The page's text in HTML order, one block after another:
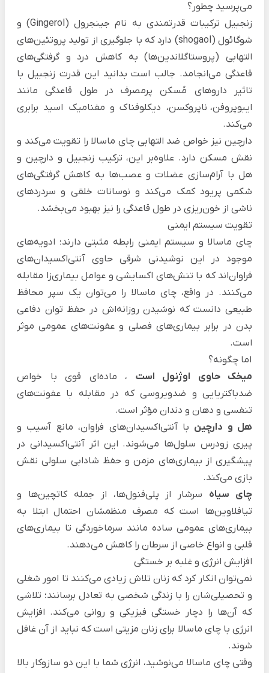
می‌پرسید چطور؟
زنجبیل ترکیبات قدرتمندی به نام جینجرول (Gingerol) و
شوگائول (shogaol) دارد که با جلوگیری از تولید پروتئین‌های
التهابی (پروستاگلاندین‌ها) به کاهش درد و گرفتگی‌های
قاعدگی می‌انجامد. جالب است بدانید این قدرت زنجبیل با
تاثیر داروهای مُسکن پرمصرف در طول قاعدگی مانند
ایبوپروفن، ناپروکسن، دیکلوفناک و مفنامیک اسید برابری
می‌کند.
دارچین نیز خواص ضد التهابی چای ماسالا را تقویت می‌کند و
نقش مسکن دارد. علاوه‌بر این، ترکیب زنجبیل و دارچین و
هل با آرام‌سازی عضلات و عصب‌ها به کاهش گرفتگی‌های
شکمی پریود کمک می‌کند و نوسانات خلقی و سردردهای
ناشی از خون‌ریزی در طول قاعدگی را نیز بهبود می‌بخشد.
تقویت سیستم ایمنی
چای ماسالا و سیستم ایمنی رابطه مثبتی دارند؛ ادویه‌های
موجود در این نوشیدنی شرقی حاوی آنتی‌اکسیدان‌های
فراوان‌اند که با تنش‌های اکسایشی و عوامل بیماری‌زا مقابله
می‌کنند. در واقع، چای ماسالا را می‌توان یک سپر محافظ
طبیعی دانست که نوشیدن روزانه‌اش در حفظ توان دفاعی
بدن در برابر بیماری‌های فصلی و عفونت‌های عمومی موثر
است.
اما چگونه؟
میخک حاوی اوژنول است ، ماده‌ای قوی با خواص
ضدباکتریایی و ضدویروسی که در مقابله با عفونت‌های
تنفسی و دهان و دندان مؤثر است.
هل و دارچین با آنتی‌اکسیدان‌های فراوان، مانع آسیب و
پیری زودرس سلول‌ها می‌شوند. این اثر آنتی‌اکسیدانی در
پیشگیری از بیماری‌های مزمن و حفظ شادابی سلولی نقش
بازی می‌کند.
چای سیاه سرشار از پلی‌فنول‌ها، از جمله کاتچین‌ها و
تیافلاوین‌ها است که مصرف منظمشان احتمال ابتلا به
بیماری‌های عمومی ساده مانند سرماخوردگی تا بیماری‌های
قلبی و انواع خاصی از سرطان را کاهش می‌دهند.
افزایش انرژی و غلبه بر خستگی
نمی‌توان انکار کرد که زنان تلاش زیادی می‌کنند تا امور شغلی
و تحصیلی‌شان را با زندگی شخصی به تعادل برسانند؛ تلاشی
که آن‌ها را دچار خستگی فیزیکی و روانی می‌کند. افزایش
انرژی با چای ماسالا برای زنان مزیتی است که نباید از آن غافل
شوند.
وقتی چای ماسالا می‌نوشید، انرژی شما با این دو سازوکار بالا